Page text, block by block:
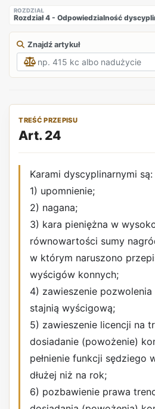
ROZDZIAŁ
Rozdział 4 - Odpowiedzialność
Znajdź artykuł
TREŚĆ PRZEPISU
Art. 24
Karami dyscyplinarnymi są:
1) upomnienie;
2) nagana;
3) kara pieniężna w
równowartości sumy
w którym naruszono
wyścigów konnych;
4) zawieszenie
stajnią wyścigową;
5) zawieszenie licencji na
dosiadanie (powożenie)
pełnienie funkcji sędziego
dłużej niż na rok;
6) pozbawienie prawa